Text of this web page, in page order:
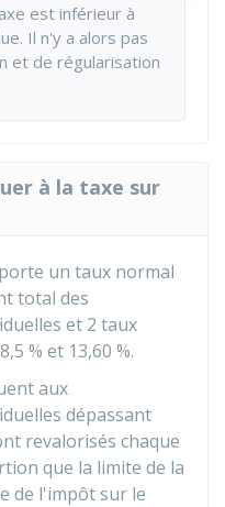
est inférieur à
Il n'y a alors pas
et de régularisation
à la taxe sur
un taux normal
total des
et 2 taux
8,5 % et 13,60 %.
aux
dépassant
revalorisés chaque
que la limite de la
de l'impôt sur le